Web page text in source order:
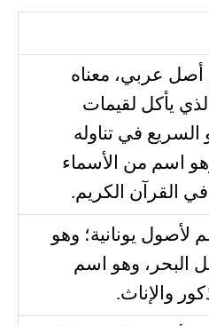
أصل عربي، معناه
يأكل لقيمات
السريع في تناوله
اسم من الأسماء
القرآن الكريم.
لأصول يونانية؛ وهو
البحر، وهو اسم
والإناث.